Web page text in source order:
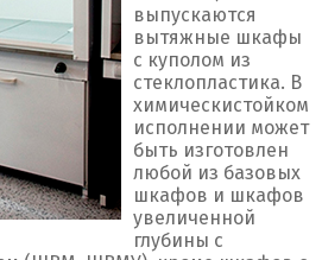
выпускаются
вытяжные шкафы
с куполом из
стеклопластика. В
химическистойком
исполнении может
быть изготовлен
любой из базовых
шкафов и шкафов
увеличенной
глубины с